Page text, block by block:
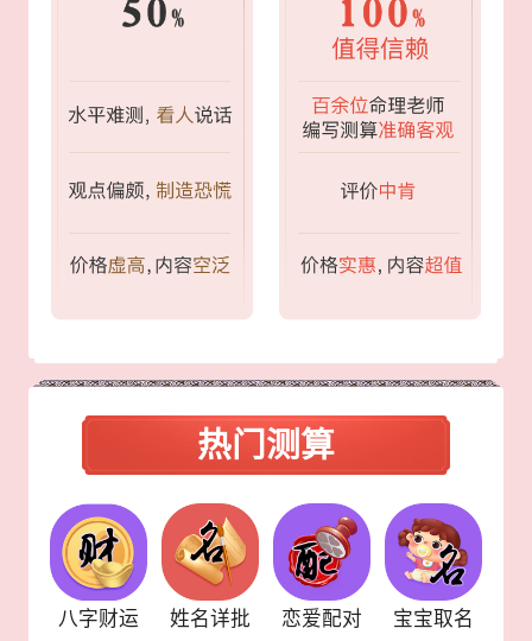
热门测算
八字财运 姓名详批 恋爱配对 宝宝取名